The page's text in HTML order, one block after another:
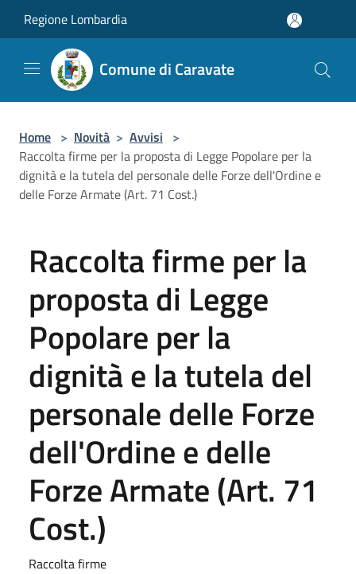
Regione Lombardia
Comune di Caravate
Home > Novità > Avvisi >
Raccolta firme per la proposta di Legge Popolare per la
dignità e la tutela del personale delle Forze dell'Ordine e
delle Forze Armate (Art. 71 Cost.)
Raccolta firme per la
proposta di Legge
Popolare per la
dignità e la tutela del
personale delle Forze
dell'Ordine e delle
Forze Armate (Art. 71
Cost.)
Raccolta firme